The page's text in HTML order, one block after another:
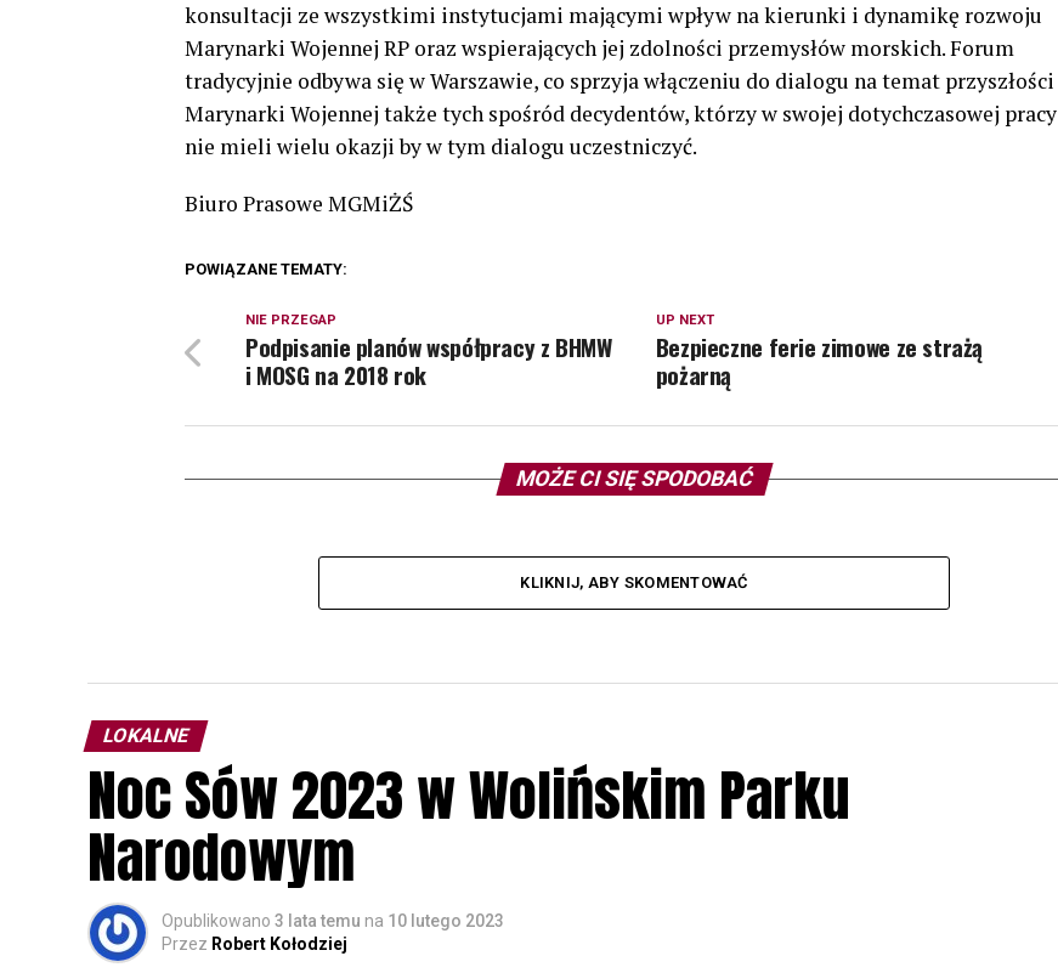
konsultacji ze wszystkimi instytucjami mającymi wpływ na kierunki i dynamikę rozwoju
Marynarki Wojennej RP oraz wspierających jej zdolności przemysłów morskich. Forum
tradycyjnie odbywa się w Warszawie, co sprzyja włączeniu do dialogu na temat przyszłości
Marynarki Wojennej także tych spośród decydentów, którzy w swojej dotychczasowej pracy
nie mieli wielu okazji by w tym dialogu uczestniczyć.
Biuro Prasowe MGMiŻŚ
POWIĄZANE TEMATY:
UP NEXT
Bezpieczne ferie zimowe ze strażą
pożarną
NIE PRZEGAP
Podpisanie planów współpracy z BHMW
i MOSG na 2018 rok
MOŻE CI SIĘ SPODOBAĆ
KLIKNIJ, ABY SKOMENTOWAĆ
LOKALNE
Noc Sów 2023 w Wolińskim Parku
Narodowym
Opublikowano 3 lata temu na 10 lutego 2023
Przez Robert Kołodziej